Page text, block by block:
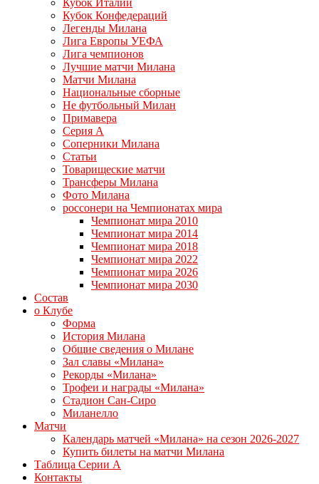
Кубок Италии
Кубок Конфедераций
Легенды Милана
Лига Европы УЕФА
Лига чемпионов
Лучшие матчи Милана
Матчи Милана
Национальные сборные
Не футбольный Милан
Примавера
Серия А
Соперники Милана
Статьи
Товарищеские матчи
Трансферы Милана
Фото Милана
россонери на Чемпионатах мира
Чемпионат мира 2010
Чемпионат мира 2014
Чемпионат мира 2018
Чемпионат мира 2022
Чемпионат мира 2026
Чемпионат мира 2030
Состав
о Клубе
Форма
История Милана
Общие сведения о Милане
Зал славы «Милана»
Рекорды «Милана»
Трофеи и награды «Милана»
Стадион Сан-Сиро
Миланелло
Матчи
Календарь матчей «Милана» на сезон 2026-2027
Купить билеты на матчи Милана
Таблица Серии А
Контакты